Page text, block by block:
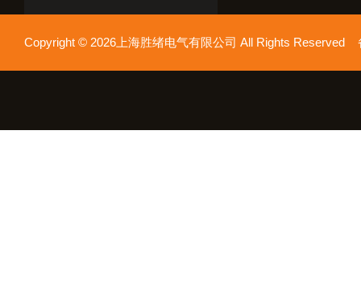
Copyright © 2026上海胜绪电气有限公司 All Rights Reserved